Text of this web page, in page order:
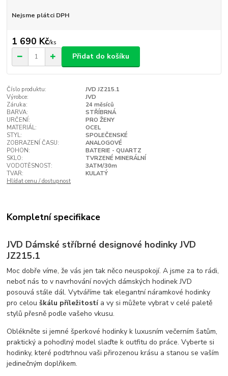
Nejsme plátci DPH
1 690 Kč/ks
Přidat do košíku
Číslo produktu:
JVD JZ215.1
Výrobce:
JVD
Záruka:
24 měsíců
BARVA:
STŘÍBRNÁ
URČENÍ:
PRO ŽENY
MATERIÁL:
OCEL
STYL:
SPOLEČENSKÉ
ZOBRAZENÍ ČASU:
ANALOGOVÉ
POHON:
BATERIE - QUARTZ
SKLO:
TVRZENÉ MINERÁLNÍ
VODOTĚSNOST:
3ATM/30m
TVAR:
KULATÝ
Hlídat cenu / dostupnost
Kompletní specifikace
JVD Dámské stříbrné designové hodinky JVD
JZ215.1
Moc dobře víme, že vás jen tak něco neuspokojí. A jsme za to rádi,
neboť nás to v navrhování nových dámských hodinek JVD
posouvá stále dál. Vytváříme tak elegantní náramkové hodinky
pro celouškálu příležitostía vy si můžete vybrat v celé paletě
stylů přesně podle vašeho vkusu.
Oblékněte si jemné šperkové hodinky k luxusním večerním šatům,
praktický a pohodlný model slaďte k outfitu do práce. Vyberte si
hodinky, které podtrhnou vaši přirozenou krásu a stanou se vaším
jedinečným doplňkem.